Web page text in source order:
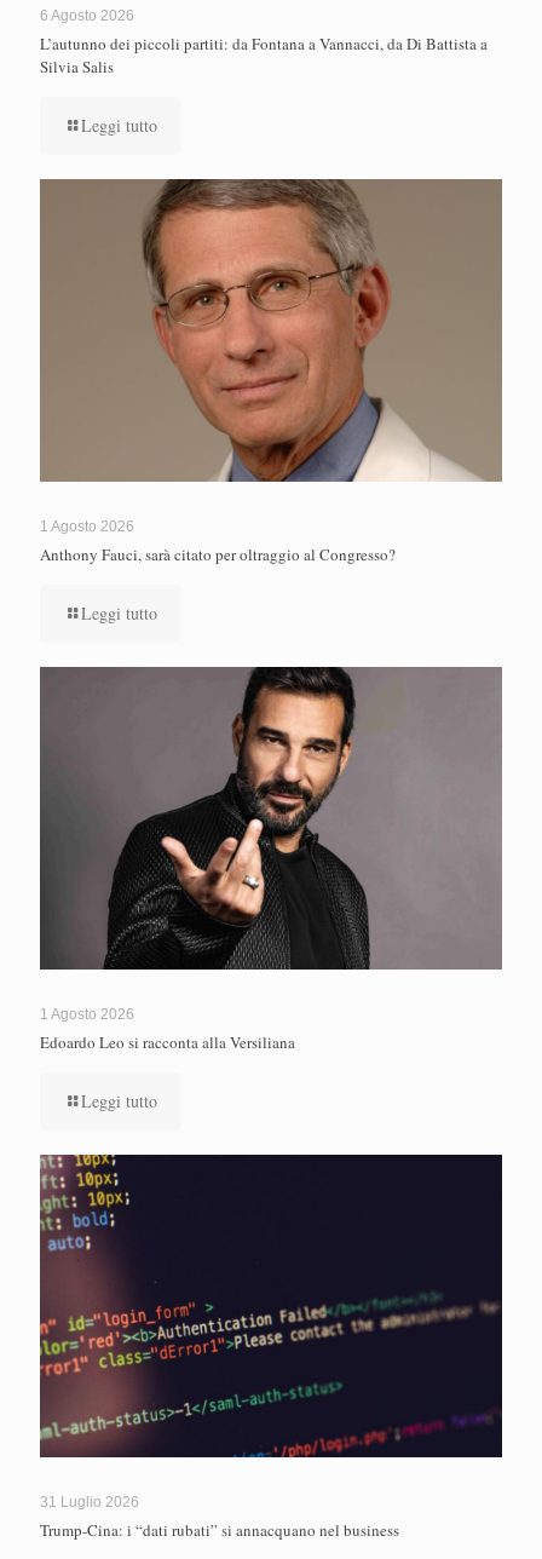
6 Agosto 2026
L’autunno dei piccoli partiti: da Fontana a Vannacci, da Di Battista a
Silvia Salis
Leggi tutto
1 Agosto 2026
Anthony Fauci, sarà citato per oltraggio al Congresso?
Leggi tutto
1 Agosto 2026
Edoardo Leo si racconta alla Versiliana
Leggi tutto
31 Luglio 2026
Trump-Cina: i “dati rubati” si annacquano nel business